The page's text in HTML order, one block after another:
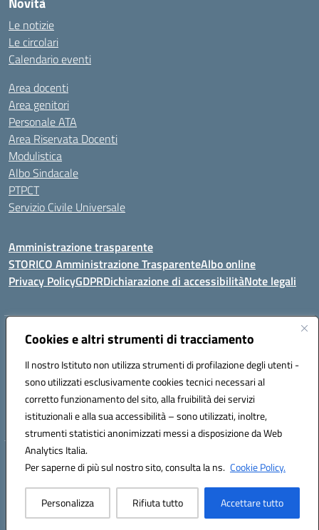
Cookies e altri strumenti di tracciamento
Il nostro Istituto non utilizza strumenti di profilazione degli utenti -
sono utilizzati esclusivamente cookies tecnici necessari al
corretto funzionamento del sito, alla fruibilità dei servizi
istituzionali e alla sua accessibilità – sono utilizzati, inoltre,
strumenti statistici anonimizzati messi a disposizione da Web
Analytics Italia.
Per saperne di più sul nostro sito, consulta la ns. Cookie Policy.
Personalizza Rifiuta tutto Accettare tutto
Le notizie
Le circolari
Calendario eventi
Area docenti
Area genitori
Personale ATA
Area Riservata Docenti
Modulistica
Albo Sindacale
PTPCT
Servizio Civile Universale
Amministrazione trasparente
STORICO Amministrazione TrasparenteAlbo online
Privacy PolicyGDPRDichiarazione di accessibilitàNote legali
Indirizzo:Piazza S. G. Bosco, 1 95014 Giarre (CT)
Posta elettronica certificata (PEC):ctic8az00a@pec.istruzione.it
Codice fiscale: 92001680872
Codice meccanografico: CTIC8AZ00A
Hosting & Powered by 3D Solution S.r.l.
Concept & Design by Designers Italia